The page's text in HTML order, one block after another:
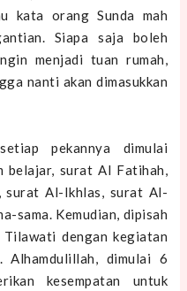
kata orang Sunda mah
Siapa saja boleh
menjadi tuan rumah,
nanti akan dimasukkan
pekannya dimulai
belajar, surat Al Fatihah,
surat Al-Ikhlas, surat Al-
sama. Kemudian, dipisah
dengan kegiatan
Alhamdulillah, dimulai 6
kesempatan untuk